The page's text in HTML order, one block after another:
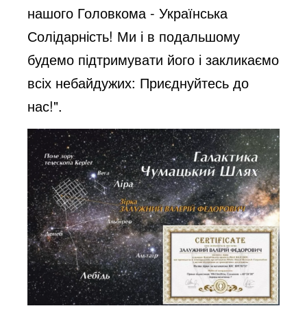
нашого Головкома - Українська
Солідарність! Ми і в подальшому
будемо підтримувати його і закликаємо
всіх небайдужих: Приєднуйтесь до
нас!".